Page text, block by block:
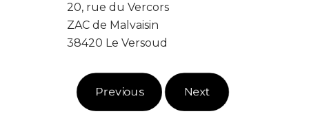
20, rue du Vercors
ZAC de Malvaisin
38420 Le Versoud
Previous Next